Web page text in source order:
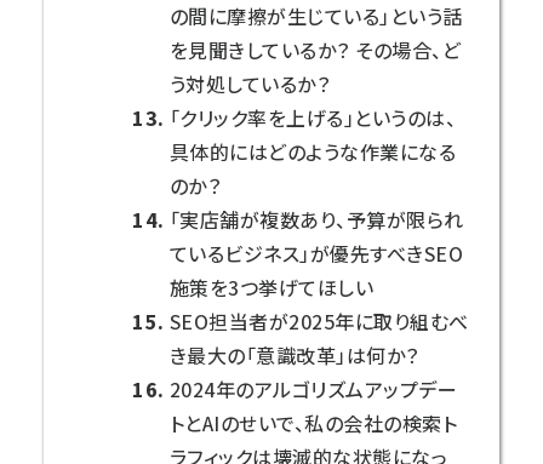
の間に摩擦が生じている」という話
を見聞きしているか？ その場合、ど
う対処しているか？
「クリック率を上げる」というのは、
具体的にはどのような作業になる
のか？
「実店舗が複数あり、予算が限られ
ているビジネス」が優先すべきSEO
施策を3つ挙げてほしい
SEO担当者が2025年に取り組むべ
き最大の「意識改革」は何か？
2024年のアルゴリズムアップデー
トとAIのせいで、私の会社の検索ト
ラフィックは壊滅的な状態になっ